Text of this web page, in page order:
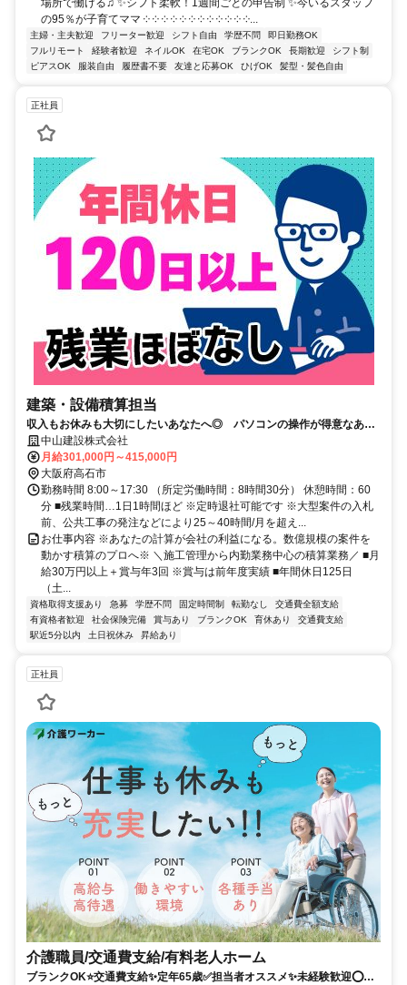
場所で働ける♫ ✨シフト柔軟！1週間ごとの申告制 ✨今いるスタッフ
の95％が子育てママ ༶ ༶ ༶ ༶ ༶ ༶ ༶ ༶ ༶ ༶ ༶ ༶...
主婦・主夫歓迎 フリーター歓迎 シフト自由 学歴不問
即日勤務OK
フルリモート
経験者歓迎 ネイルOK 在宅OK ブランクOK 長期歓迎
シフト制
ピアスOK
服装自由 履歴書不要 友達と応募OK ひげOK 髪型・髪色自由
正社員
建築・設備積算担当
収入もお休みも大切にしたいあなたへ◎ パソコンの操作が得意なあな
たへ◎
中山建設株式会社
月給301,000円～415,000円
大阪府高石市
勤務時間 8:00～17:30 （所定労働時間：8時間30分） 休憩時間：60
分 ■残業時間…1日1時間ほど ※定時退社可能です ※大型案件の入札
前、公共工事の発注などにより25～40時間/月を超え...
お仕事内容 ※あなたの計算が会社の利益になる。数億規模の案件を
動かす積算のプロへ※ ＼施工管理から内勤業務中心の積算業務／ ■月
給30万円以上＋賞与年3回 ※賞与は前年度実績 ■年間休日125日
（土...
資格取得支援あり 急募 学歴不問 固定時間制 転勤なし
交通費全額支給
有資格者歓迎
社会保険完備 賞与あり ブランクOK 育休あり
交通費支給
駅近5分以内
土日祝休み 昇給あり
正社員
介護職員/交通費支給/有料老人ホーム
ブランクOK⭐️交通費支給✨定年65歳✅️担当者オススメ✨未経験歓迎⭕️研